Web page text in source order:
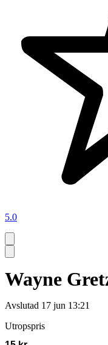
5.0
Wayne
Avslutad 17 jun 13:21
Utropspris